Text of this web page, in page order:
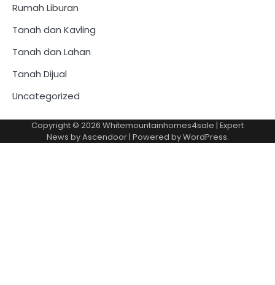
Rumah Liburan
Tanah dan Kavling
Tanah dan Lahan
Tanah Dijual
Uncategorized
Copyright © 2026 Whitemountainhomes4sale | Expert
News byAscendoor| Powered byWordPress.